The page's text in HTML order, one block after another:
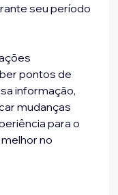
seu período
pontos de
informação,
mudanças
para o
no